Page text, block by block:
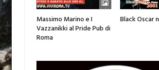
Massimo Marino e I
Vazzanikki al Pride Pub di
Roma
Black Oscar